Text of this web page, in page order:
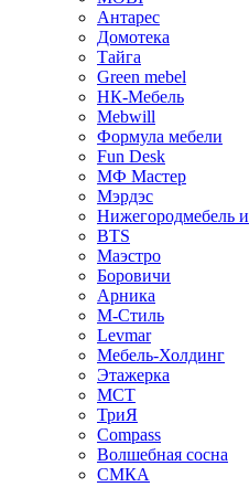
Антарес
Домотека
Тайга
Green mebel
НК-Мебель
Mebwill
Формула мебели
Fun Desk
МФ Мастер
Мэрдэс
Нижегородмебель и
BTS
Маэстро
Боровичи
Арника
М-Стиль
Levmar
Мебель-Холдинг
Этажерка
МСТ
ТриЯ
Compass
Волшебная сосна
СМКА